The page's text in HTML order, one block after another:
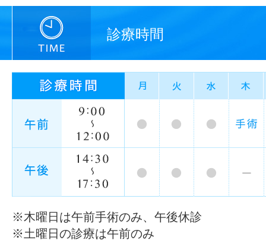
診療時間
※木曜日は午前手術のみ、午後休診
※土曜日の診療は午前のみ